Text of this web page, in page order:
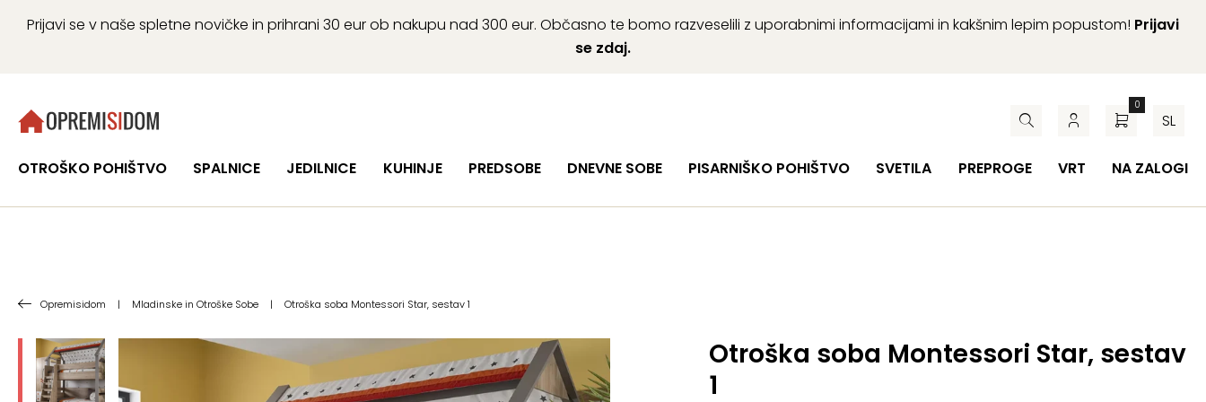
Prijavi se v naše spletne novičke in prihrani 30 eur ob nakupu nad 300 eur. Občasno te bomo razveselili z uporabnimi informacijami in kakšnim lepim popustom! Prijavi
se zdaj.
0
SL
OTROŠKO POHIŠTVO SPALNICE JEDILNICE KUHINJE PREDSOBE DNEVNE SOBE PISARNIŠKO POHIŠTVO SVETILA PREPROGE VRT NA ZALOGI
Opremisidom | Mladinske in Otroške Sobe | Otroška soba Montessori Star, sestav 1
Otroška soba Montessori Star, sestav
1